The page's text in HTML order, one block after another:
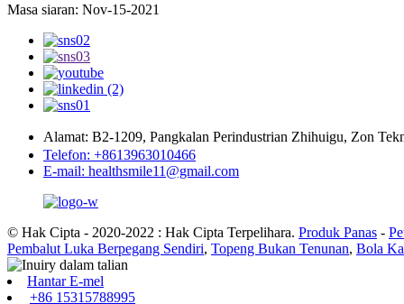
Masa siaran: Nov-15-2021
Alamat: B2-1209, Pangkalan Perindustrian Zhihuigu, Zon
Telefon: +8613963010466
E-mail: healthsmile11@gmail.com
© Hak Cipta - 2020-2022 : Hak Cipta Terpelihara. Produk Panas -
Pembalut Luka Berpegang Sendiri, Topeng Bukan Tenunan, Bola
Hantar E-mel
+86 15315788995